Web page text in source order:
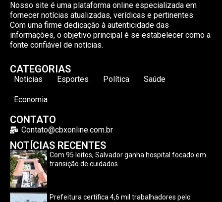
Nosso site é uma plataforma online especializada em
fornecer notícias atualizadas, verídicas e pertinentes.
Com uma firme dedicação à autenticidade das
informações, o objetivo principal é se estabelecer como a
fonte confiável de notícias.
CATEGORIAS
Noticias Esportes Política Saúde
Economia
CONTATO
Contato@cbxonline.com.br
NOTÍCIAS RECENTES
Com 95 leitos, Salvador ganha hospital focado em
transição de cuidados
Prefeitura certifica 4,6 mil trabalhadores pelo